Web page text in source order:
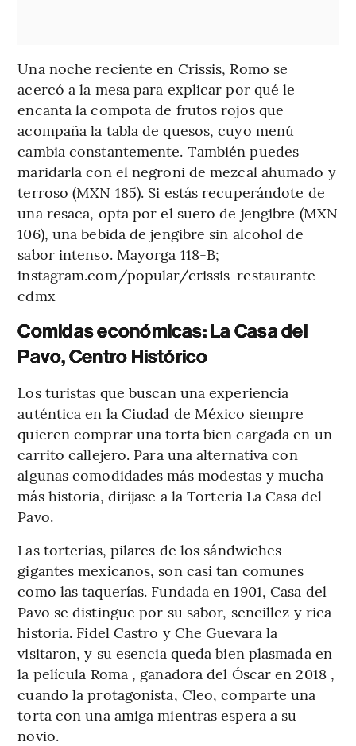
Una noche reciente en Crissis, Romo se
acercó a la mesa para explicar por qué le
encanta la compota de frutos rojos que
acompaña la tabla de quesos, cuyo menú
cambia constantemente. También puedes
maridarla con el negroni de mezcal ahumado y
terroso (MXN 185). Si estás recuperándote de
una resaca, opta por el suero de jengibre (MXN
106), una bebida de jengibre sin alcohol de
sabor intenso. Mayorga 118-B;
instagram.com/popular/crissis-restaurante-
cdmx
Comidas económicas: La Casa del
Pavo, Centro Histórico
Los turistas que buscan una experiencia
auténtica en la Ciudad de México siempre
quieren comprar una torta bien cargada en un
carrito callejero. Para una alternativa con
algunas comodidades más modestas y mucha
más historia, diríjase a la Tortería La Casa del
Pavo.
Las torterías, pilares de los sándwiches
gigantes mexicanos, son casi tan comunes
como las taquerías. Fundada en 1901, Casa del
Pavo se distingue por su sabor, sencillez y rica
historia. Fidel Castro y Che Guevara la
visitaron, y su esencia queda bien plasmada en
la película Roma , ganadora del Óscar en 2018 ,
cuando la protagonista, Cleo, comparte una
torta con una amiga mientras espera a su
novio.